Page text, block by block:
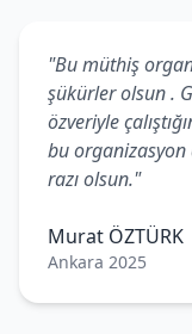
"Bu müthiş
şükürler olsun .
özveriyle
bu organizasyon
razı olsun."
Murat ÖZTÜRK
Ankara 2025